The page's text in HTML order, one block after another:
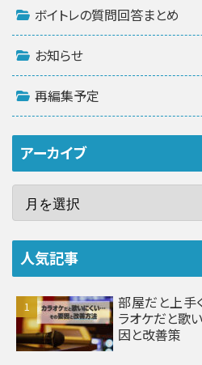
ボイトレの質問回答まとめ
お知らせ
再編集予定
アーカイブ
人気記事
部屋だと上手
ラオケだと歌
因と改善策